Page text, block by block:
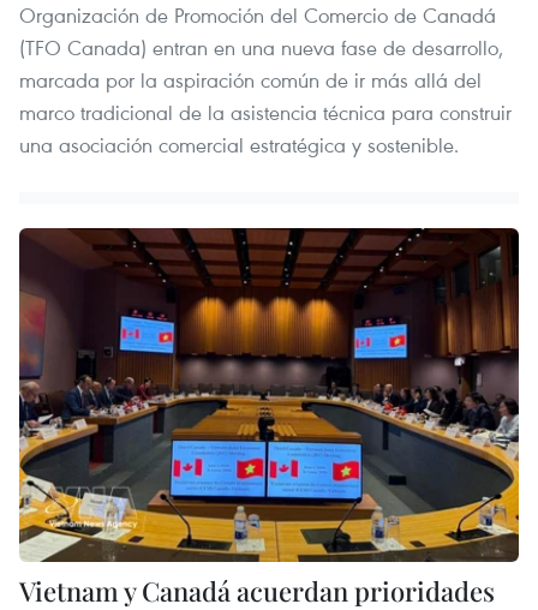
Organización de Promoción del Comercio de Canadá
(TFO Canada) entran en una nueva fase de desarrollo,
marcada por la aspiración común de ir más allá del
marco tradicional de la asistencia técnica para construir
una asociación comercial estratégica y sostenible.
Vietnam y Canadá acuerdan prioridades